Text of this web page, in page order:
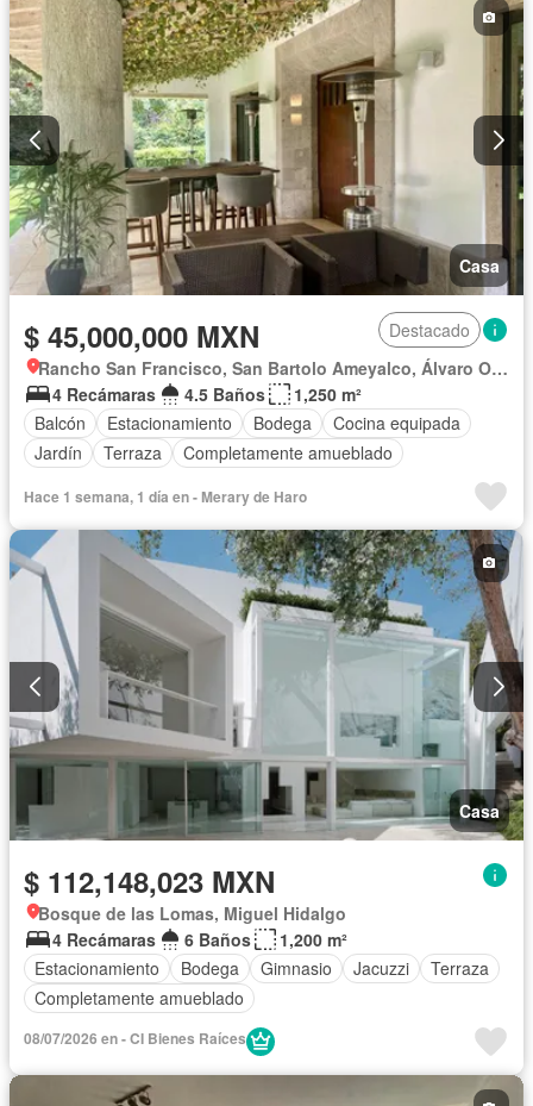
Casa
$ 45,000,000 MXN
Destacado
Rancho San Francisco, San Bartolo Ameyalco, Álvaro Obregón
4 Recámaras
4.5 Baños
1,250 m²
Balcón
Estacionamiento Bodega
Cocina equipada
Jardín
Terraza Completamente amueblado
Hace 1 semana, 1 día en - Merary de Haro
Casa
$ 112,148,023 MXN
Bosque de las Lomas, Miguel Hidalgo
4 Recámaras
6 Baños
1,200 m²
Estacionamiento
Bodega Gimnasio Jacuzzi
Terraza
Completamente amueblado
08/07/2026 en - CI Bienes Raíces